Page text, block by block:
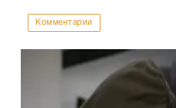
Комментарии